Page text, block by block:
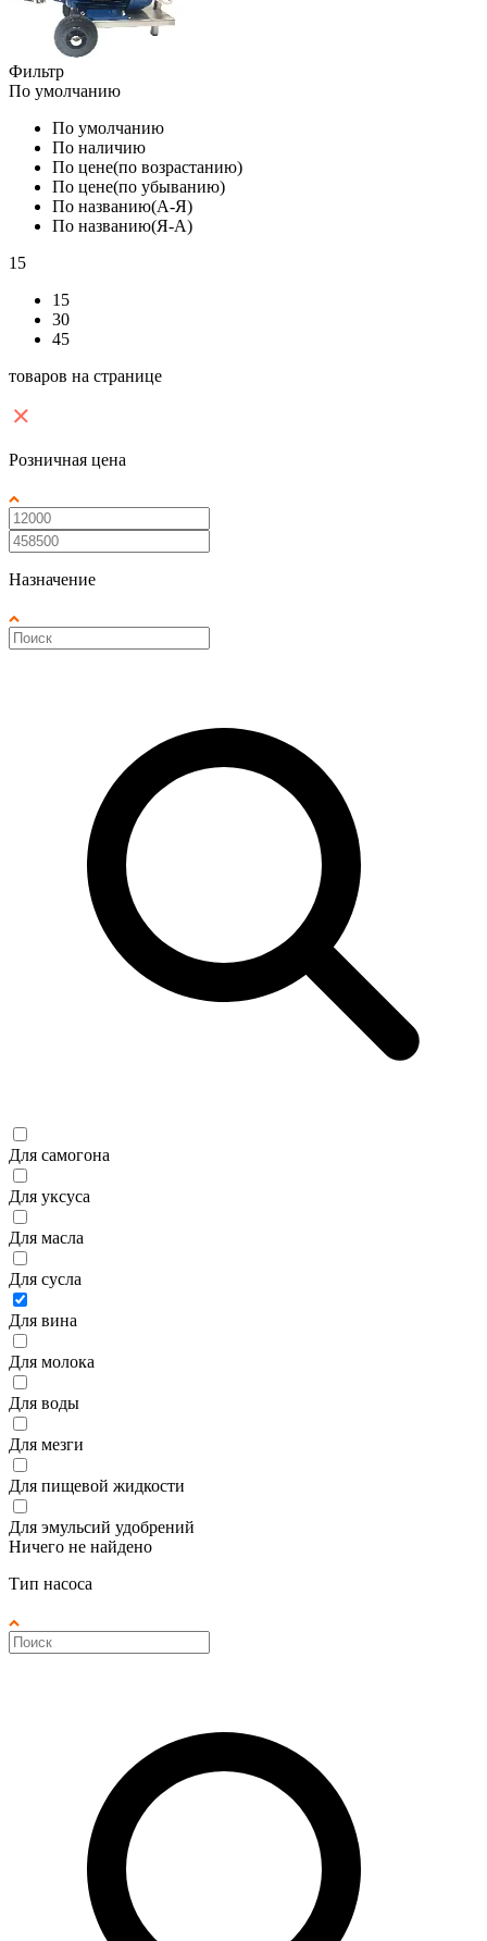
Фильтр
По умолчанию
По умолчанию
По наличию
По цене(по возрастанию)
По цене(по убыванию)
По названию(А-Я)
По названию(Я-А)
15
15
30
45
товаров на странице
Розничная цена
Назначение
Для самогона
Для уксуса
Для масла
Для сусла
Для вина
Для молока
Для воды
Для мезги
Для пищевой жидкости
Для эмульсий удобрений
Ничего не найдено
Тип насоса